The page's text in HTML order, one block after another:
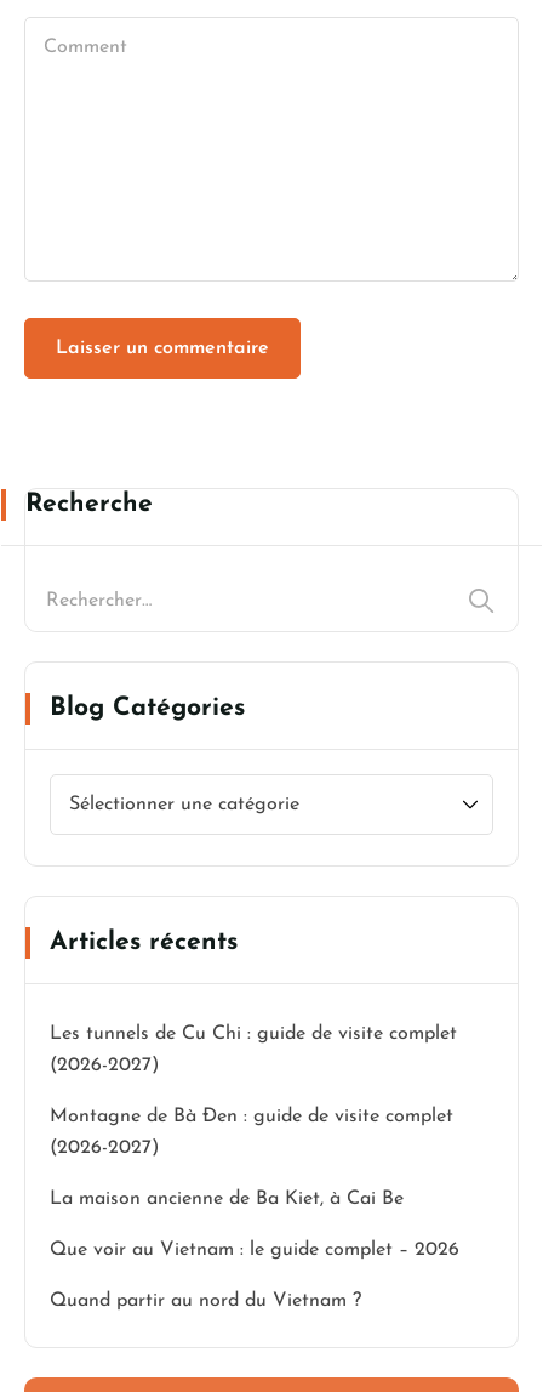
Recherche
Blog Catégories
Articles récents
Les tunnels de Cu Chi : guide de visite complet
(2026-2027)
Montagne de Bà Đen : guide de visite complet
(2026-2027)
La maison ancienne de Ba Kiet, à Cai Be
Que voir au Vietnam : le guide complet – 2026
Quand partir au nord du Vietnam ?